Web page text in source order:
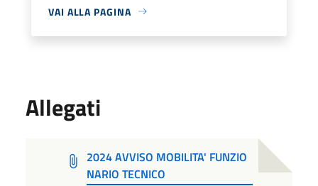
VAI ALLA PAGINA
Allegati
2024 AVVISO MOBILITA' FUNZIO
NARIO TECNICO